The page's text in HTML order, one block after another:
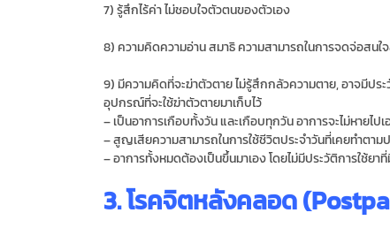
7) รู้สึกไร้ค่า ไม่ชอบใจตัวตนของตัวเอง
8) ความคิดความอ่าน สมาธิ ความสามารถในการจดจ่อสน
9) มีความคิดที่จะฆ่าตัวตาย ไม่รู้สึกกลัวความตาย, อาจมีปร
อุปกรณ์ที่จะใช้ฆ่าตัวตายมาเก็บไว้
– เป็นอาการเกือบทั้งวัน และเกือบทุกวัน อาการจะไม่หายไปเ
– สูญเสียความสามารถในการใช้ชีวิตประจำวันที่เคยทำตาม
– อาการทั้งหมดต้องเป็นขึ้นมาเอง โดยไม่มีประวัติการใช้ย
3. โรคจิตหลังคลอด